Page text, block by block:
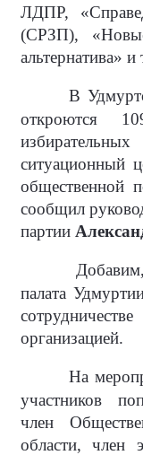
ЛДПР,
(СРЗП),
альтернатива» и
В
откроются
ситуационный
общественной
сообщил
партии
палата
организацией.
На
участников
член
области, член